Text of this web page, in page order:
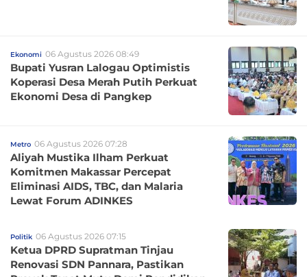
Ekonomi 06 Agustus 2026 08:49
Bupati Yusran Lalogau Optimistis
Koperasi Desa Merah Putih Perkuat
Ekonomi Desa di Pangkep
Metro 06 Agustus 2026 07:28
Aliyah Mustika Ilham Perkuat
Komitmen Makassar Percepat
Eliminasi AIDS, TBC, dan Malaria
Lewat Forum ADINKES
Politik 06 Agustus 2026 07:15
Ketua DPRD Supratman Tinjau
Renovasi SDN Pannara, Pastikan